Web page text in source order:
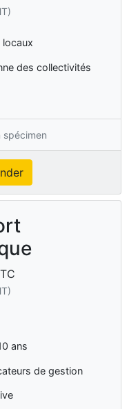
locaux
des collectivités
spécimen
ans
de gestion